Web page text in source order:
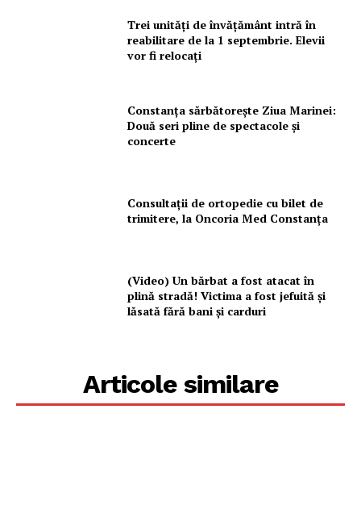
Trei unități de învățământ intră în
reabilitare de la 1 septembrie. Elevii
vor fi relocați
Constanța sărbătorește Ziua Marinei:
Două seri pline de spectacole și
concerte
Consultații de ortopedie cu bilet de
trimitere, la Oncoria Med Constanța
(Video) Un bărbat a fost atacat în
plină stradă! Victima a fost jefuită și
lăsată fără bani și carduri
Articole similare